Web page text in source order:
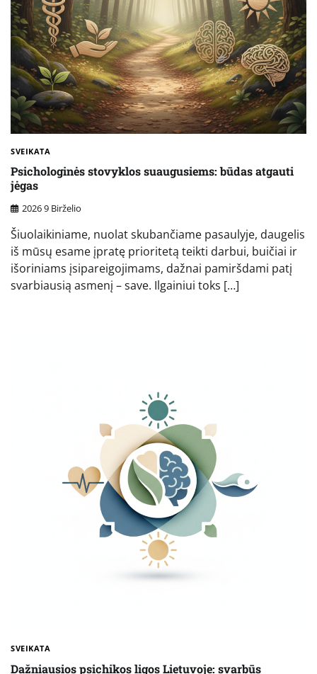
SVEIKATA
Psichologinės stovyklos suaugusiems: būdas atgauti
jėgas
2026 9 Birželio
Šiuolaikiniame, nuolat skubančiame pasaulyje, daugelis
iš mūsų esame įpratę prioritetą teikti darbui, buičiai ir
išoriniams įsipareigojimams, dažnai pamiršdami patį
svarbiausią asmenį – save. Ilgainiui toks […]
SVEIKATA
Dažniausios psichikos ligos Lietuvoje: svarbūs